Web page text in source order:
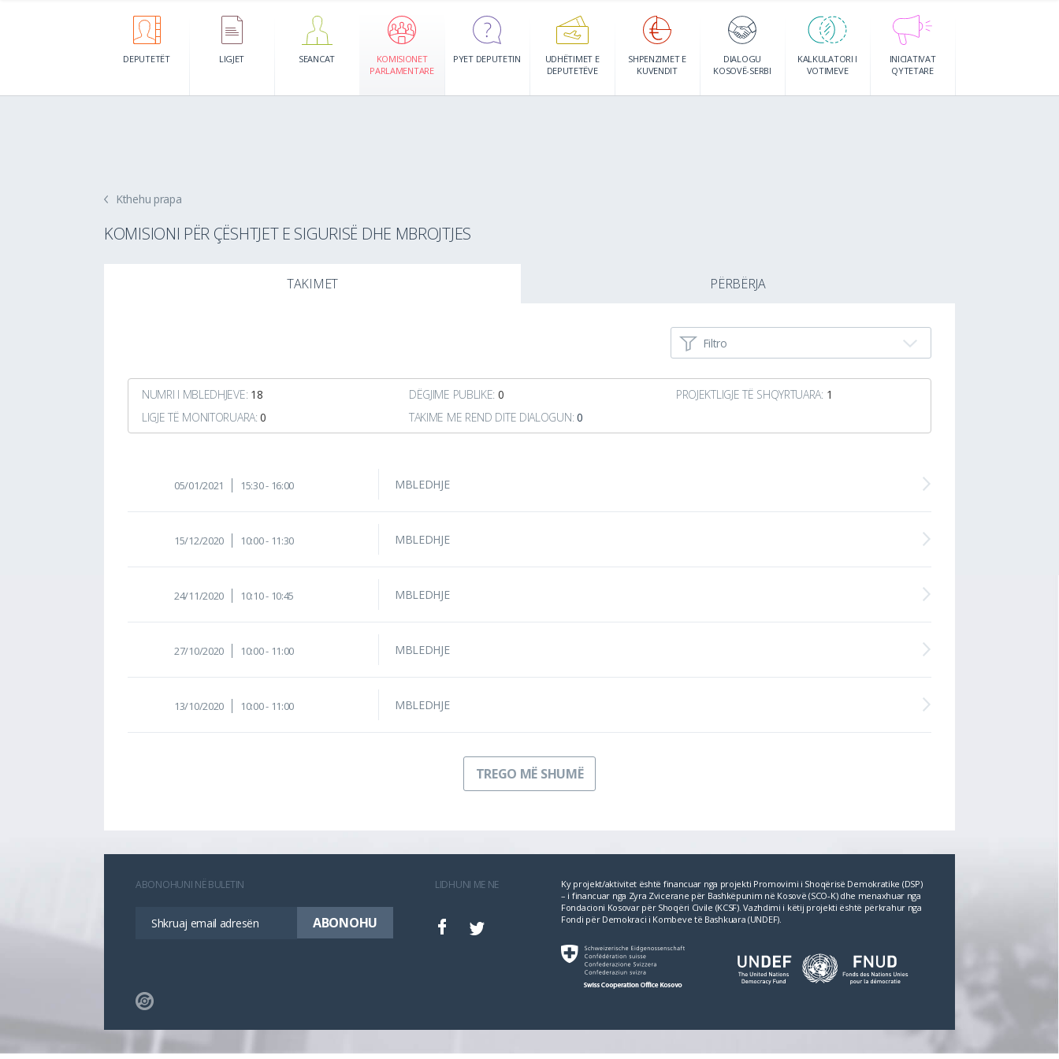
DEPUTETËT LIGJET SEANCAT
KOMISIONET
PARLAMENTARE
PYET DEPUTETIN
UDHËTIMET E
DEPUTETËVE
SHPENZIMET E
KUVENDIT
DIALOGU
KOSOVË-SERBI
KALKULATORI I
VOTIMEVE
INICIATIVAT
QYTETARE
Kthehu prapa
KOMISIONI PËR ÇËSHTJET E SIGURISË DHE MBROJTJES
TAKIMET PËRBËRJA
Filtro
NUMRI I MBLEDHJEVE: 18 DËGJIME PUBLIKE: 0 PROJEKTLIGJE TË SHQYRTUARA: 1
LIGJE TË MONITORUARA:0 TAKIME ME REND DITE DIALOGUN: 0
05/01/2021 15:30 - 16:00 MBLEDHJE
15/12/2020 10:00 - 11:30 MBLEDHJE
24/11/2020 10:10 - 10:45 MBLEDHJE
27/10/2020 10:00 - 11:00 MBLEDHJE
13/10/2020 10:00 - 11:00 MBLEDHJE
TREGO MË SHUMË
ABONOHUNI NË BULETIN LIDHUNI ME NE
Ky projekt/aktivitet është financuar nga projekti Promovimi i Shoqërisë Demokratike (DSP)
– i financuar nga Zyra Zvicerane për Bashkëpunim në Kosovë (SCO‐K) dhe menaxhuar nga
Fondacioni Kosovar për Shoqëri Civile (KCSF). Vazhdimi i këtij projekti është përkrahur nga
Fondi për Demokraci i Kombeve të Bashkuara (UNDEF).